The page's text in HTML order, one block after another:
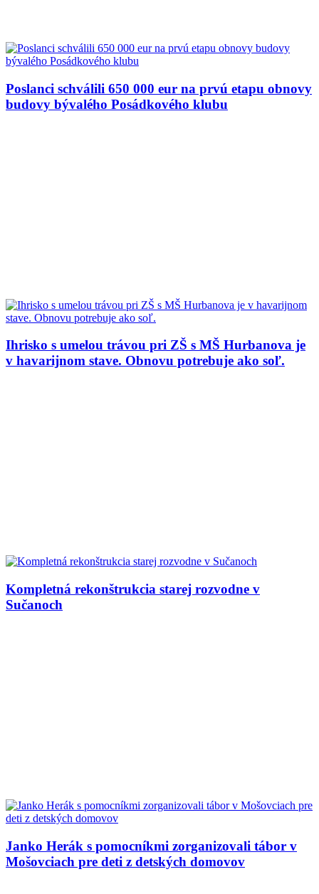
Poslanci schválili 650 000 eur na prvú etapu obnovy
budovy bývalého Posádkového klubu
Ihrisko s umelou trávou pri ZŠ s MŠ Hurbanova je
v havarijnom stave. Obnovu potrebuje ako soľ.
Kompletná rekonštrukcia starej rozvodne v
Sučanoch
Janko Herák s pomocníkmi zorganizovali tábor v
Mošovciach pre deti z detských domovov